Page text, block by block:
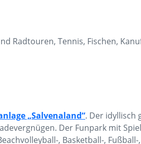
Radtouren, Tennis, Fischen,
„Salvenaland“. Der idyllisch
Der Funpark mit
, Basketball-,